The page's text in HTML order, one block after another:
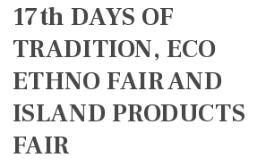
17th DAYS OF
TRADITION, ECO
ETHNO FAIR AND
ISLAND PRODUCTS
FAIR